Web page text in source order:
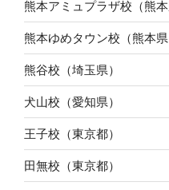
熊本アミュプラザ校（熊本
熊本ゆめタウン校（熊本県
熊谷校（埼玉県）
犬山校（愛知県）
王子校（東京都）
田無校（東京都）